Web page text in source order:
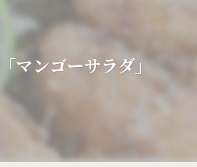
マンゴーサラダ」